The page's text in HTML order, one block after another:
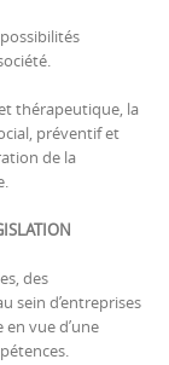
thérapeutique, la
préventif et
de la
des
sein d’entreprises
vue d’une